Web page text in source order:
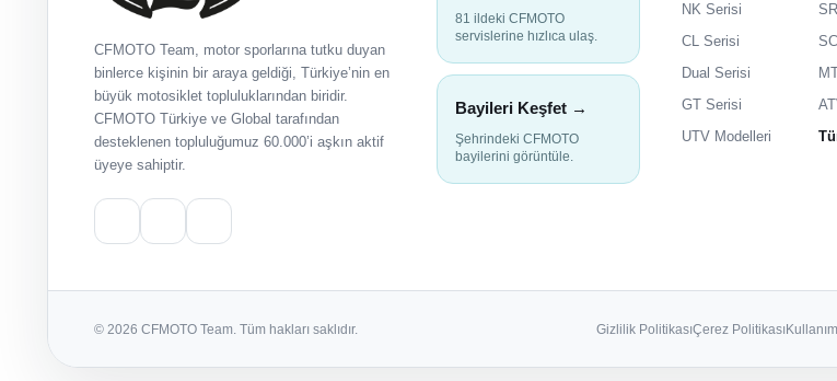
CFMOTO Team, motor sporlarına tutku duyan
binlerce kişinin bir araya geldiği, Türkiye’nin en
büyük motosiklet topluluklarından biridir.
CFMOTO Türkiye ve Global tarafından
desteklenen topluluğumuz 60.000’i aşkın aktif
üyeye sahiptir.
81 ildeki CFMOTO
servislerine hızlıca ulaş.
Bayileri Keşfet →
Şehrindeki CFMOTO
bayilerini görüntüle.
NK Serisi
CL Serisi
Dual Serisi
GT Serisi
UTV Modelleri
© 2026 CFMOTO Team. Tüm hakları saklıdır. Gizlilik PolitikasıÇerez Politikası